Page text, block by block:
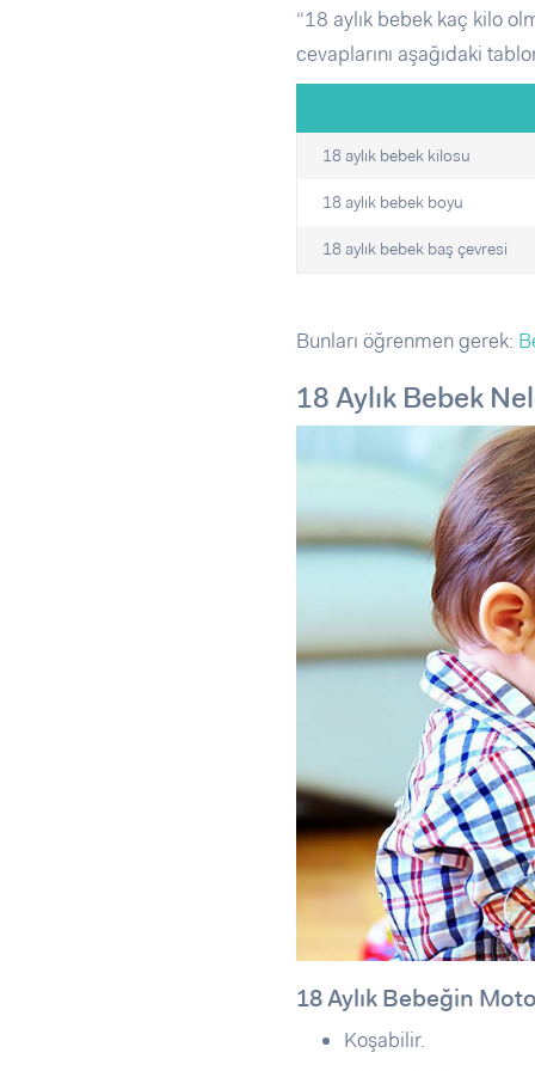
“18 aylık bebek kaç kilo
cevaplarını aşağıdaki
18 aylık bebek kilosu
18 aylık bebek boyu
18 aylık bebek baş çevresi
Bunları öğrenmen gerek:
18 Aylık Bebek
18 Aylık Bebeğin
Koşabilir.